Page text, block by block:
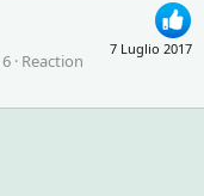
7 Luglio 2017
6 Reaction